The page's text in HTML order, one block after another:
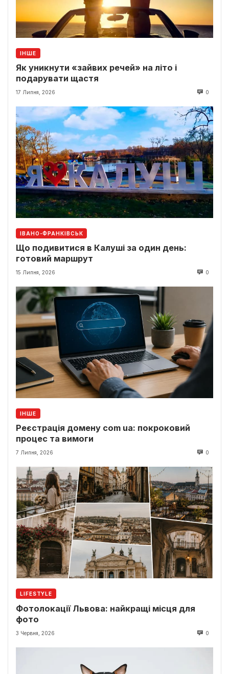
ІНШЕ
Як уникнути «зайвих речей» на літо і
подарувати щастя
17 Липня, 2026 0
ІВАНО-ФРАНКІВСЬК
Що подивитися в Калуші за один день:
готовий маршрут
15 Липня, 2026 0
ІНШЕ
Реєстрація домену com ua: покроковий
процес та вимоги
7 Липня, 2026 0
LIFESTYLE
Фотолокації Львова: найкращі місця для
фото
3 Червня, 2026 0